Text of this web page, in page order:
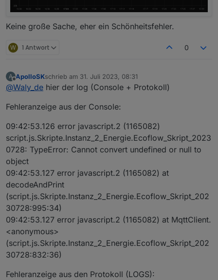
Keine große Sache, eher ein Schönheitsfehler.
W 1 Antwort 0
A
Offline
ApolloSKschrieb am 31. Juli 2023, 08:31
zuletzt editiert von
@Waly_de hier der log (Console + Protokoll)
Fehleranzeige aus der Console:
09:42:53.126 error javascript.2 (1165082)
script.js.Skripte.Instanz_2_Energie.Ecoflow_Skript_2023
0728: TypeError: Cannot convert undefined or null to
object
09:42:53.127 error javascript.2 (1165082) at
decodeAndPrint
(script.js.Skripte.Instanz_2_Energie.Ecoflow_Skript_202
30728:995:34)
09:42:53.127 error javascript.2 (1165082) at MqttClient.
<anonymous>
(script.js.Skripte.Instanz_2_Energie.Ecoflow_Skript_202
30728:832:36)
Fehleranzeige aus den Protokoll (LOGS):